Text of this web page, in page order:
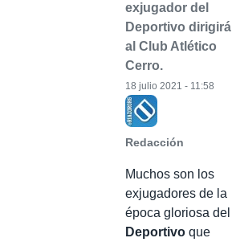
exjugador del
Deportivo dirigirá
al Club Atlético
Cerro.
Redacción
18 julio 2021 - 11:58
Muchos son los
exjugadores de la
época gloriosa del
Deportivo que